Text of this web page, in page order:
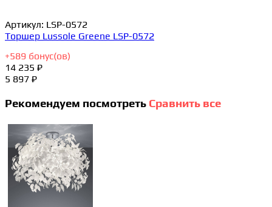
Артикул: LSP-0572
Торшер Lussole Greene LSP-0572
+589 бонус(ов)
14 235 ₽
5 897 ₽
Рекомендуем посмотреть Сравнить все